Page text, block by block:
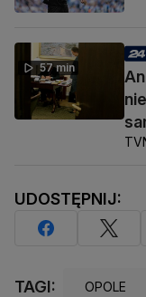
57 min
UDOSTĘPNIJ:
TAGI: OPOLE